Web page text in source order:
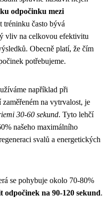
odpočinku mezi
tréninku často bývá
vliv na celkovou efektivitu
Obecně platí, že čím
potřebujeme.
například při
na vytrvalost, je
30-60 sekund. Tyto lehčí
našeho maximálního
svalů a energetických
se pohybuje okolo 70-80%
odpočinek na 90-120 sekund.